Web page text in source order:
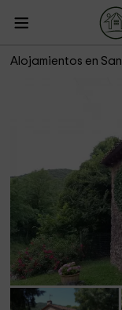
Alojamientos en